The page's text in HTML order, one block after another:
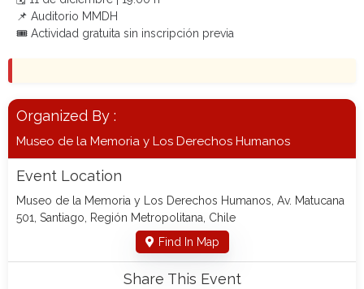
📌 Auditorio MMDH
🎟️ Actividad gratuita sin inscripción previa
Organized By :
Museo de la Memoria y Los Derechos Humanos
Event Location
Museo de la Memoria y Los Derechos Humanos, Av. Matucana
501, Santiago, Región Metropolitana, Chile
Find In Map
Share This Event